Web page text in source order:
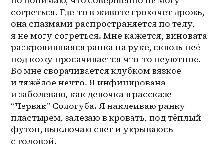
согреться. Где-то в животе грохочет дрожь,
она спазмами распространяется по телу,
я не могу согреться. Мне кажется, виновата
раскровившаяся ранка на руке, сквозь неё
под кожу просачивается что-то неуютное.
Во мне сворачивается клубком вязкое
и тяжёлое нечто. Я инфицирована
и заболеваю, как девочка в рассказе
“Червяк” Сологуба. Я наклеиваю ранку
пластырем, залезаю в кровать, под тёплый
футон, выключаю свет и укрываюсь
с головой.